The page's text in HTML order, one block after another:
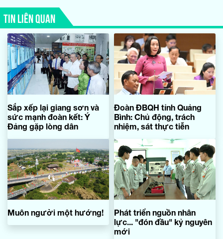
TIN LIÊN QUAN
Sắp xếp lại giang sơn và
sức mạnh đoàn kết: Ý
Đảng gặp lòng dân
Đoàn ĐBQH tỉnh Quảng
Bình: Chủ động, trách
nhiệm, sát thực tiễn
Muôn người một hướng!
Phát triển nguồn nhân
lực... "đón đầu" kỷ nguyên
mới